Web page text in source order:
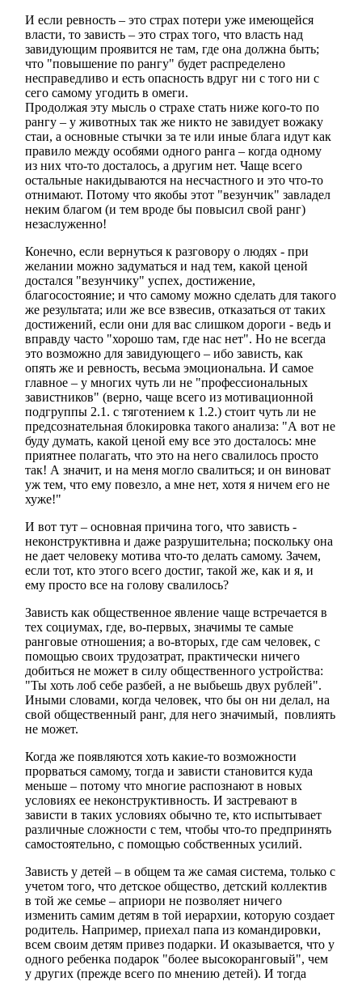
И если ревность – это страх потери уже имеющейся
власти, то зависть – это страх того, что власть над
завидующим проявится не там, где она должна быть;
что "повышение по рангу" будет распределено
несправедливо и есть опасность вдруг ни с того ни с
сего самому угодить в омеги.
Продолжая эту мысль о страхе стать ниже кого-то по
рангу – у животных так же никто не завидует вожаку
стаи, а основные стычки за те или иные блага идут как
правило между особями одного ранга – когда одному
из них что-то досталось, а другим нет. Чаще всего
остальные накидываются на несчастного и это что-то
отнимают. Потому что якобы этот "везунчик" завладел
неким благом (и тем вроде бы повысил свой ранг)
незаслуженно!
Конечно, если вернуться к разговору о людях - при
желании можно задуматься и над тем, какой ценой
достался "везунчику" успех, достижение,
благосостояние; и что самому можно сделать для такого
же результата; или же все взвесив, отказаться от таких
достижений, если они для вас слишком дороги - ведь и
вправду часто "хорошо там, где нас нет". Но не всегда
это возможно для завидующего – ибо зависть, как
опять же иревность, весьма эмоциональна. И самое
главное – у многих чуть ли не "профессиональных
завистников" (верно, чаще всего из мотивационной
подгруппы 2.1 . с тяготением к 1.2.) стоит чуть ли не
предсознательная блокировка такого анализа: "А вот не
буду думать, какой ценой ему все это досталось: мне
приятнее полагать, что это на него свалилось просто
так! А значит, и на меня могло свалиться; и он виноват
уж тем, что ему повезло, а мне нет, хотя я ничем его не
хуже!"
И вот тут – основная причина того, что зависть -
неконструктивна и даже разрушительна; поскольку она
не дает человеку мотива что-то делать самому. Зачем,
если тот, кто этого всего достиг, такой же, как и я, и
ему просто все на голову свалилось?
Зависть как общественное явление чаще встречается в
тех социумах, где, во-первых, значимы те самые
ранговые отношения; а во-вторых, где сам человек, с
помощью своих трудозатрат, практически ничего
добиться не может в силу общественного устройства:
"Ты хоть лоб себе разбей, а не выбьешь двух рублей".
Иными словами, когда человек, что бы он ни делал, на
свой общественный ранг, для него значимый, повлиять
не может.
Когда же появляются хоть какие-то возможности
прорваться самому, тогда и зависти становится куда
меньше – потому что многие распознают в новых
условиях ее неконструктивность. И застревают в
зависти в таких условиях обычно те, кто испытывает
различные сложности с тем, чтобы что-то предпринять
самостоятельно, с помощью собственных усилий.
Зависть у детей – в общем та же самая система, только с
учетом того, что детское общество, детский коллектив
в той же семье – априори не позволяет ничего
изменить самим детям в той иерархии, которую создает
родитель. Например, приехал папа из командировки,
всем своим детям привез подарки. И оказывается, что у
одного ребенка подарок "более высокоранговый", чем
у других (прежде всего по мнению детей). И тогда